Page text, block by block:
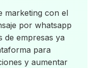
marketing con el
por whatsapp
de empresas ya
para
y aumentar